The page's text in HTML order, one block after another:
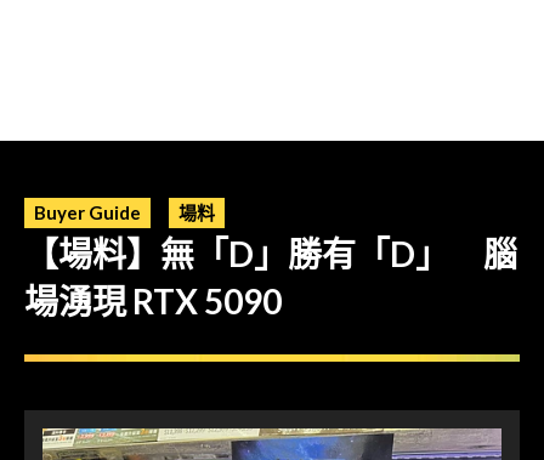
Buyer Guide 場料
【場料】無「D」勝有「D」 腦
場湧現 RTX 5090